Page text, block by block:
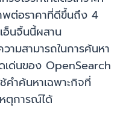
พต่อราคาที่ดีขึ้นถึง 4
อ็นจิ้นนี้ผสาน
ามสามารถในการค้นหา
เด่นของ OpenSearch
คำค้นหาเฉพาะกิจที่
ตุการณ์ได้